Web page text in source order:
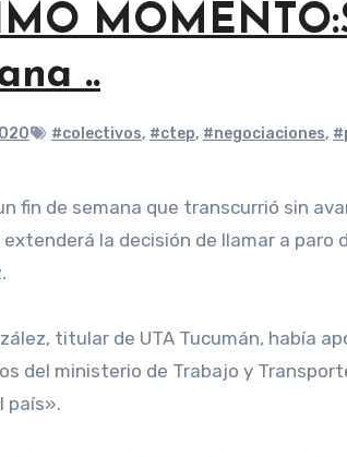
..
#colectivos, #ctep, #negociaciones,
extenderá la decisión de llamar a
titular de UTA Tucumán, había
del ministerio de Trabajo y
país».